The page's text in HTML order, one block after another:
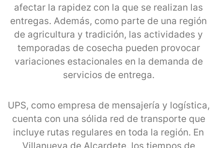
afectar la rapidez con la que se realizan las
entregas. Además, como parte de una región
de agricultura y tradición, las actividades y
temporadas de cosecha pueden provocar
variaciones estacionales en la demanda de
servicios de entrega.
UPS, como empresa de mensajería y logística,
cuenta con una sólida red de transporte que
incluye rutas regulares en toda la región. En
Villanueva de Alcardete, los tiempos de